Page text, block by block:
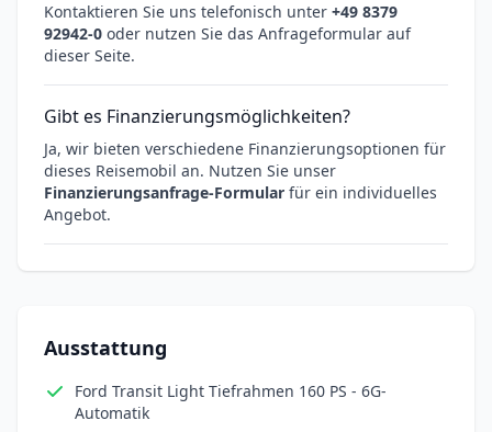
Kontaktieren Sie uns telefonisch unter +49 8379
92942-0 oder nutzen Sie das Anfrageformular auf
dieser Seite.
Gibt es Finanzierungsmöglichkeiten?
Ja, wir bieten verschiedene Finanzierungsoptionen für
dieses Reisemobil an. Nutzen Sie unser
Finanzierungsanfrage-Formular für ein individuelles
Angebot.
Ausstattung
Ford Transit Light Tiefrahmen 160 PS - 6G-
Automatik